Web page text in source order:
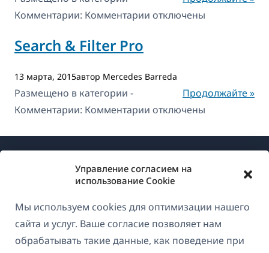
Управление согласием на
использование Cookie
Мы используем cookies для оптимизации нашего
сайта и услуг. Ваше согласие позволяет нам
обрабатывать такие данные, как поведение при
Комментарии: Комментарии котключены
Search & Filter Pro
13 марта, 2015автор Mercedes Barreda
Продолжайте »
Размещено в категории -
Комментарии: Комментарии к
Filter
отключены
О WPML
GDPR и политика конфиденциальности